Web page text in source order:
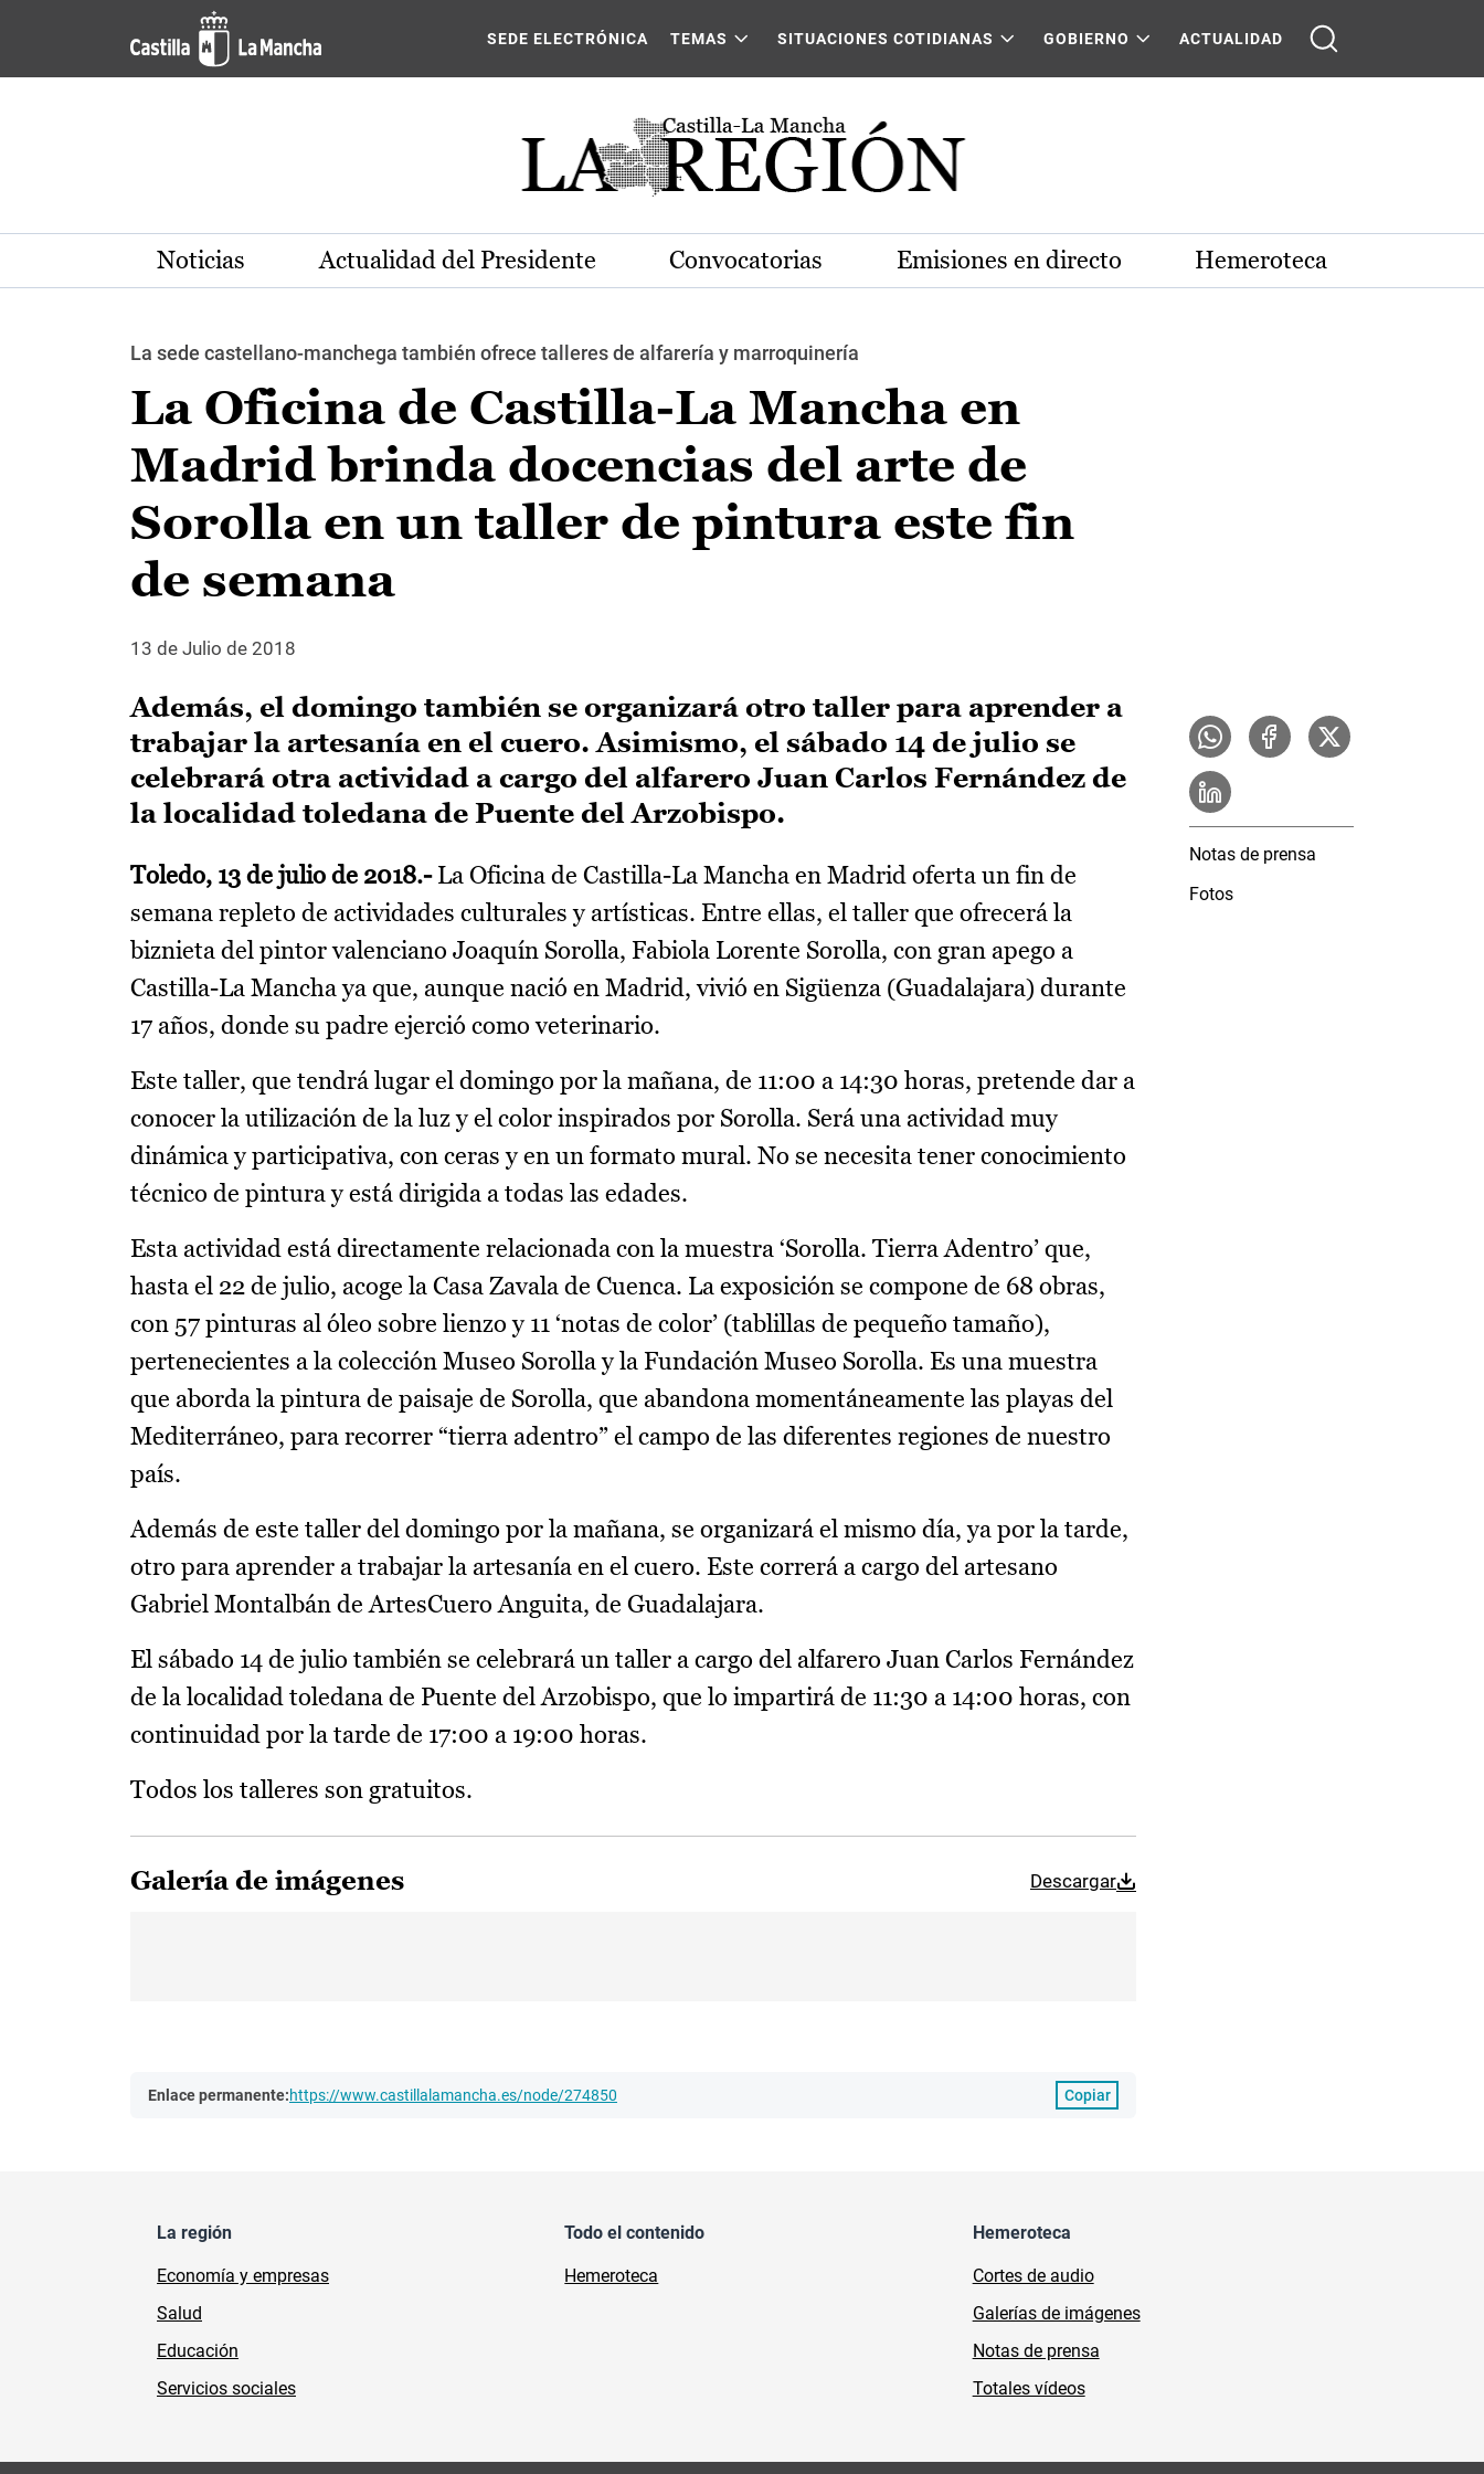
Pasar al contenido principal
SEDE ELECTRÓNICA TEMAS SITUACIONES COTIDIANAS GOBIERNO ACTUALIDAD
Noticias Actualidad del Presidente Convocatorias Emisiones en directo Hemeroteca
La sede castellano-manchega también ofrece talleres de alfarería y marroquinería
La Oficina de Castilla-La Mancha en
Madrid brinda docencias del arte de
Sorolla en un taller de pintura este fin
de semana
13 de Julio de 2018
Además, el domingo también se organizará otro taller para aprender a
trabajar la artesanía en el cuero. Asimismo, el sábado 14 de julio se
celebrará otra actividad a cargo del alfarero Juan Carlos Fernández de
la localidad toledana de Puente del Arzobispo.
Toledo, 13 de julio de 2018.-La Oficina de Castilla-La Mancha en Madrid oferta un fin de
semana repleto de actividades culturales y artísticas. Entre ellas, el taller que ofrecerá la
biznieta del pintor valenciano Joaquín Sorolla, Fabiola Lorente Sorolla, con gran apego a
Castilla-La Mancha ya que, aunque nació en Madrid, vivió en Sigüenza (Guadalajara) durante
17 años, donde su padre ejerció como veterinario.
Este taller, que tendrá lugar el domingo por la mañana, de 11:00 a 14:30 horas, pretende dar a
conocer la utilización de la luz y el color inspirados por Sorolla. Será una actividad muy
dinámica y participativa, con ceras y en un formato mural. No se necesita tener conocimiento
técnico de pintura y está dirigida a todas las edades.
Esta actividad está directamente relacionada con la muestra ‘Sorolla. Tierra Adentro’ que,
hasta el 22 de julio, acoge la Casa Zavala de Cuenca. La exposición se compone de 68 obras,
con 57 pinturas al óleo sobre lienzo y 11 ‘notas de color’ (tablillas de pequeño tamaño),
pertenecientes a la colección Museo Sorolla y la Fundación Museo Sorolla. Es una muestra
que aborda la pintura de paisaje de Sorolla, que abandona momentáneamente las playas del
Mediterráneo, para recorrer “tierra adentro” el campo de las diferentes regiones de nuestro
país.
Además de este taller del domingo por la mañana, se organizará el mismo día, ya por la tarde,
otro para aprender a trabajar la artesanía en el cuero. Este correrá a cargo del artesano
Gabriel Montalbán de ArtesCuero Anguita, de Guadalajara.
El sábado 14 de julio también se celebrará un taller a cargo del alfarero Juan Carlos Fernández
de la localidad toledana de Puente del Arzobispo, que lo impartirá de 11:30 a 14:00 horas, con
continuidad por la tarde de 17:00 a 19:00 horas.
Todos los talleres son gratuitos.
Galería de imágenes Descargar
Enlace permanente:https://www.castillalamancha.es/node/274850 Copiar
Notas de prensa
Fotos
La región
Economía y empresas
Salud
Educación
Servicios sociales
Todo el contenido
Hemeroteca
Hemeroteca
Cortes de audio
Galerías de imágenes
Notas de prensa
Totales vídeos